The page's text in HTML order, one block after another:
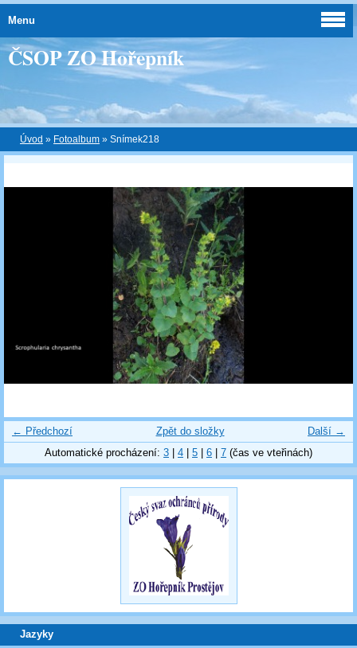
ČSOP ZO Hořepník
Úvod » Fotoalbum » Snímek218
← Předchozí Další →
Zpět do složky
Automatické procházení: 3 | 4 | 5 | 6 | 7 (čas ve vteřinách)
Jazyky
Menu